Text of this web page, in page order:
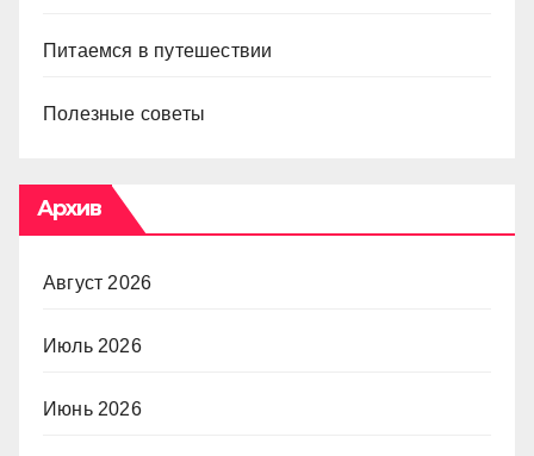
Питаемся в путешествии
Полезные советы
Архив
Август 2026
Июль 2026
Июнь 2026